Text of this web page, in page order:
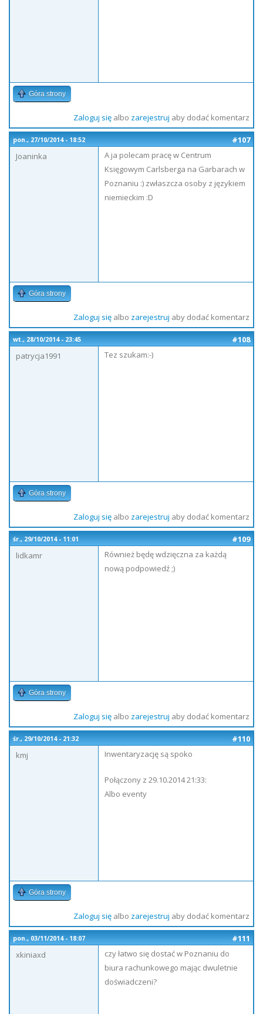
Góra strony
Zaloguj sięalbo zarejestruj aby dodać komentarz
pon., 27/10/2014 - 18:52
#107
Joaninka
A ja polecam pracę w Centrum
Księgowym Carlsberga na Garbarach w
Poznaniu :) zwłaszcza osoby z językiem
niemieckim :D
Góra strony
Zaloguj sięalbo zarejestruj aby dodać komentarz
wt., 28/10/2014 - 23:45
#108
patrycja1991
Tez szukam:-)
Góra strony
Zaloguj sięalbo zarejestruj aby dodać komentarz
śr., 29/10/2014 - 11:01
#109
lidkamr
Również będę wdzięczna za każdą
nową podpowiedź ;)
Góra strony
Zaloguj sięalbo zarejestruj aby dodać komentarz
śr., 29/10/2014 - 21:32
#110
kmj
Inwentaryzację są spoko
Połączony z 29.10.2014 21:33:
Albo eventy
Góra strony
Zaloguj sięalbo zarejestruj aby dodać komentarz
pon., 03/11/2014 - 18:07
#111
xkiniaxd
czy łatwo się dostać w Poznaniu do
biura rachunkowego mając dwuletnie
doświadczeni?